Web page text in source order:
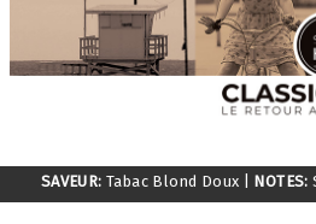
SAVEUR: Tabac Blond Doux NOTES: